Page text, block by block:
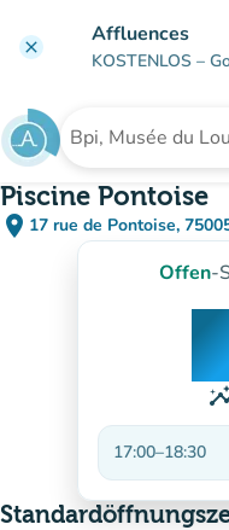
clear Affluences
KOSTENLOS –
Suche nach einer
Piscine Pontoise
place 17 rue de Pontoise,(in
(new
Offen-
17:00–18:30